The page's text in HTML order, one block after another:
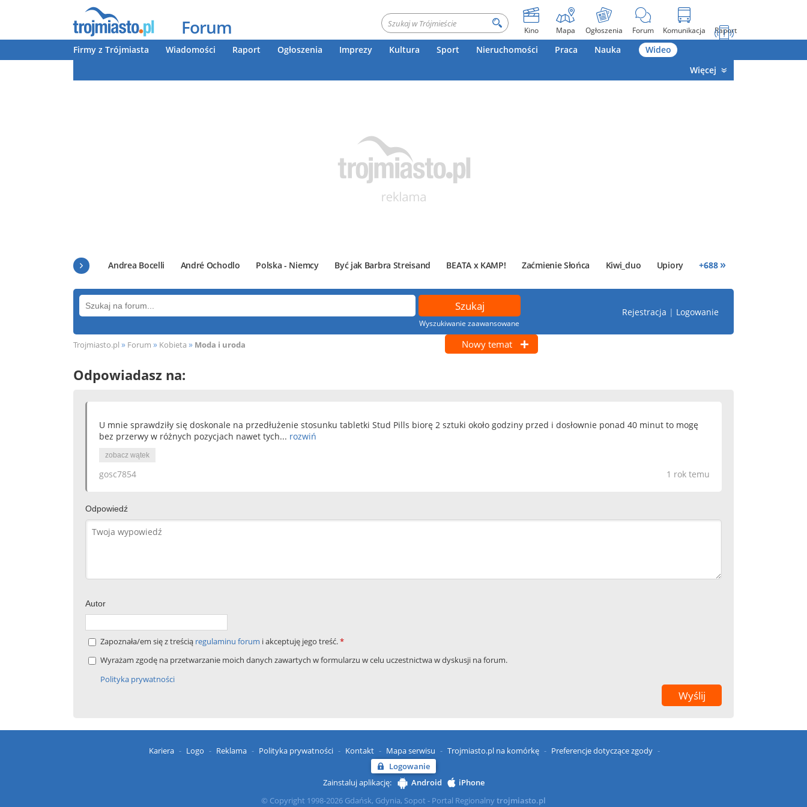
Forum Kino Mapa Ogłoszenia Forum Komunikacja Raport
Firmy z Trójmiasta Wiadomości Raport Ogłoszenia Imprezy Kultura Sport Nieruchomości Praca Nauka
Wideo
Więcej
Andrea Bocelli André Ochodlo Polska - Niemcy Być jak Barbra Streisand BEATA x KAMP! Zaćmienie Słońca Kiwi_duo Upiory +688 »
Wyszukiwanie zaawansowane
Rejestracja | Logowanie
Trojmiasto.pl » Forum » Kobieta » Moda i uroda Nowy temat
Odpowiadasz na:
U mnie sprawdziły się doskonale na przedłużenie stosunku tabletki Stud Pills biorę 2 sztuki około godziny przed i dosłownie ponad 40 minut to mogę
bez przerwy w różnych pozycjach nawet tych... rozwiń
zobacz wątek
1 rok temu
gosc7854
Odpowiedź
Autor
Zapoznała/em się z treścią regulaminu forum i akceptuję jego treść.*
Wyrażam zgodę na przetwarzanie moich danych zawartych w formularzu w celu uczestnictwa w dyskusji na forum.
Polityka prywatności
Kariera Logo Reklama Polityka prywatności Kontakt Mapa serwisu Trojmiasto.pl na komórkę
Preferencje dotyczące zgody
Logowanie
Zainstaluj aplikację:
Android
iPhone
© Copyright 1998-2026 Gdańsk, Gdynia, Sopot - Portal Regionalnytrojmiasto.pl